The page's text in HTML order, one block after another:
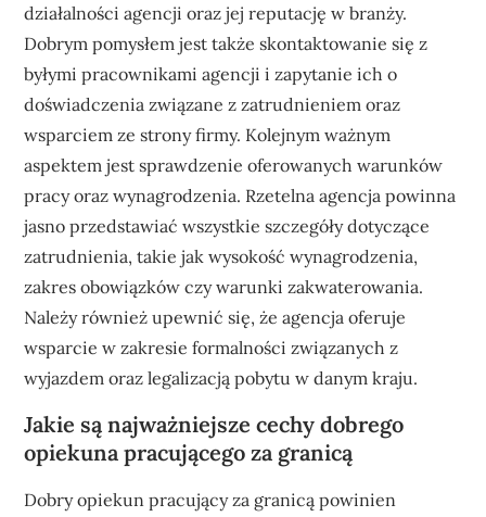
działalności agencji oraz jej reputację w branży.
Dobrym pomysłem jest także skontaktowanie się z
byłymi pracownikami agencji i zapytanie ich o
doświadczenia związane z zatrudnieniem oraz
wsparciem ze strony firmy. Kolejnym ważnym
aspektem jest sprawdzenie oferowanych warunków
pracy oraz wynagrodzenia. Rzetelna agencja powinna
jasno przedstawiać wszystkie szczegóły dotyczące
zatrudnienia, takie jak wysokość wynagrodzenia,
zakres obowiązków czy warunki zakwaterowania.
Należy również upewnić się, że agencja oferuje
wsparcie w zakresie formalności związanych z
wyjazdem oraz legalizacją pobytu w danym kraju.
Jakie są najważniejsze cechy dobrego
opiekuna pracującego za granicą
Dobry opiekun pracujący za granicą powinien